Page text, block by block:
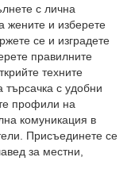
с лична
жените и изберете
се и изградете
правилните
техните
търсачка с удобни
профили на
комуникация в
Присъединете се
за местни,